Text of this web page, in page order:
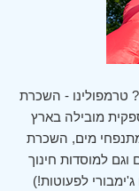
טרמפולינו - השכרת
מובילה בארץ
מים, השכרת
וגם למוסדות חינוך
לפעוטות!)